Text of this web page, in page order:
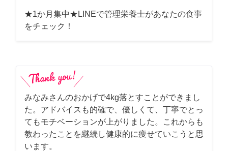
★1か月集中★LINEで管理栄養士があなたの食事
をチェック！
みなみさんのおかげで4kg落とすことができまし
た。アドバイスも的確で、優しくて、丁寧でとっ
てもモチベーションが上がりました。これからも
教わったことを継続し健康的に痩せていこうと思
います。